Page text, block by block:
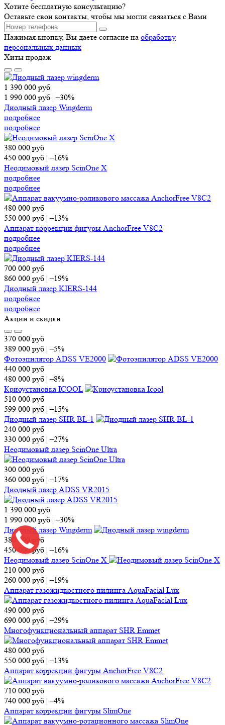
Хотите бесплатную консультацию?
Оставьте свои контакты, чтобы мы могли связаться с Вами
Нажимая кнопку, Вы даете согласие на обработку
персональных данных
Хиты продаж
1 390 000 руб
1 990 000 руб |–30%
Диодный лазер Wingderm
подробнее
подробнее
380 000 руб
450 000 руб |–16%
Неодимовый лазер ScinOne X
подробнее
подробнее
480 000 руб
550 000 руб |–13%
Аппарат коррекции фигуры AnchorFree V8C2
подробнее
подробнее
700 000 руб
860 000 руб |–19%
Диодный лазер KIERS-144
подробнее
подробнее
Акции и скидки
370 000 руб
389 000 руб |–5%
Фотоэпилятор ADSS VE2000
440 000 руб
480 000 руб |–8%
Криоустановка ICOOL
510 000 руб
599 000 руб |–15%
Диодный лазер SHR BL-1
240 000 руб
330 000 руб |–27%
Неодимовый лазер ScinOne Ultra
300 000 руб
360 000 руб |–17%
Диодный лазер ADSS VR2015
1 390 000 руб
1 990 000 руб |–30%
Диодный лазер Wingderm
380 000
руб
450 000руб |–16%
Неодимовый лазер ScinOne X
210 000 руб
260 000 руб |–19%
Аппарат газожидкостного пилинга AquaFacial Lux
490 000 руб
690 000 руб |–29%
Многофункциональный аппарат SHR Emmet
480 000 руб
550 000 руб |–13%
Аппарат коррекции фигуры AnchorFree V8C2
710 000 руб
740 000 руб |–4%
Аппарат коррекции фигуры SlimOne